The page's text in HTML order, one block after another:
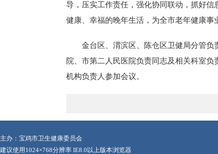
导，压实工作责任，强化协同联动，抓好
健康、幸福的晚年生活，为全市老年健康事
金台区、渭滨区、陈仓区卫健局分管
院、市第二人民医院负责同志及相关科室
机构负责人参加会议。
主办：宝鸡市卫生健康委员会
建议使用1024×768分辨率 IE8.0以上版本浏览器